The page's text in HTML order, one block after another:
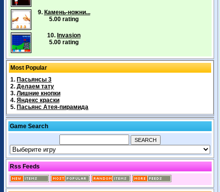
9. Камень-ножни...
5.00 rating
10. Invasion
5.00 rating
Most Popular
1. Пасьянсы 3
2. Делаем тату
3. Лишние кнопки
4. Яндекс краски
5. Пасьянс Атея-пирамида
Game Search
Rss Feeds